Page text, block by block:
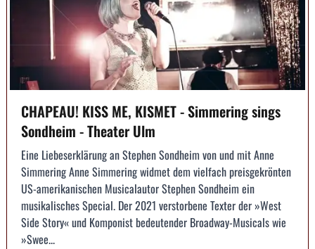
CHAPEAU! KISS ME, KISMET - Simmering sings
Sondheim - Theater Ulm
Eine Liebeserklärung an Stephen Sondheim von und mit Anne
Simmering Anne Simmering widmet dem vielfach preisgekrönten
US-amerikanischen Musicalautor Stephen Sondheim ein
musikalisches Special. Der 2021 verstorbene Texter der »West
Side Story« und Komponist bedeutender Broadway-Musicals wie
»Swee...